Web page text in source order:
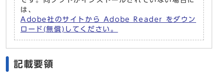
は、
Adobe社のサイトから Adobe Reader をダウン
ロード(無償)してください。
記載要領